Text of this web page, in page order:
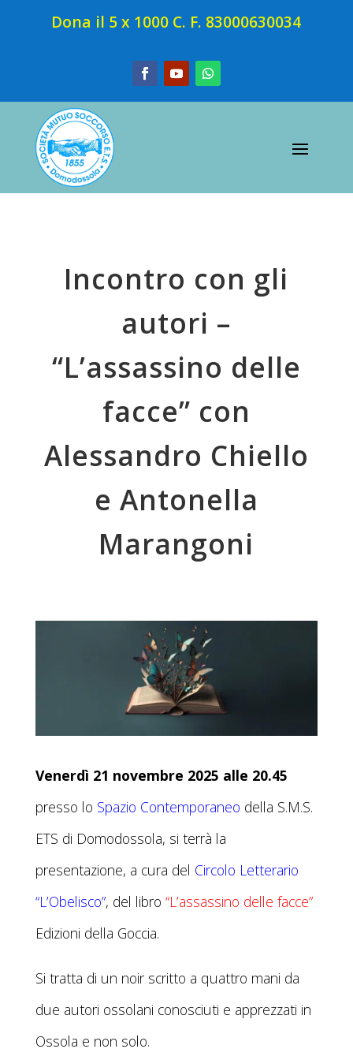
Dona il 5 x 1000 C. F. 83000630034
Incontro con gli
autori –
“L’assassino delle
facce” con
Alessandro Chiello
e Antonella
Marangoni
Venerdì 21 novembre 2025 alle 20.45
presso lo Spazio Contemporaneo della S.M.S.
ETS di Domodossola, si terrà la
presentazione, a cura del Circolo Letterario
“L’Оbelisco”, del libro “L’assassino delle facce”
Edizioni della Goccia.
Si tratta di un noir scritto a quattro mani da
due autori ossolani conosciuti e apprezzati in
Ossola e non solo.